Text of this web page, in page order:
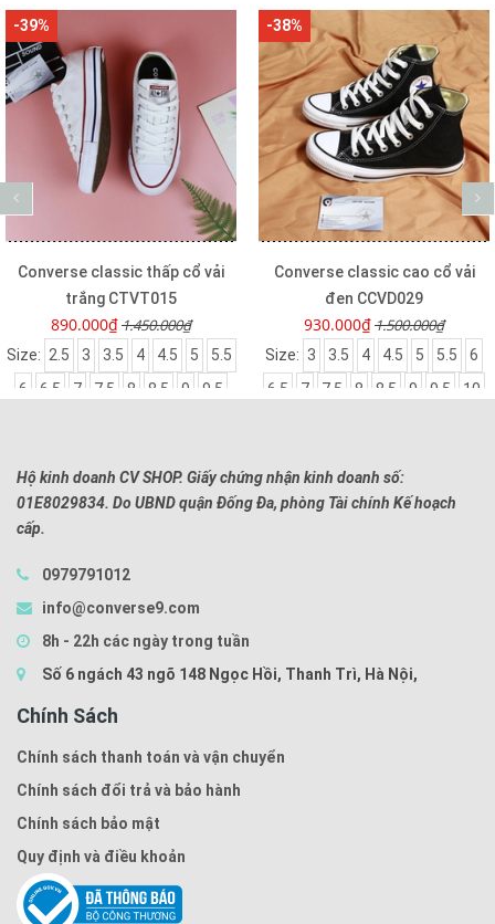
-39%
Converse classic thấp cổ vải
trắng CTVT015
890.000₫1.450.000₫
Size: 2.5 3 3.5 4 4.5 5
5.5
6
6.5 7 7.5 8 8.5 9
9.5
-38%
Converse classic cao cổ vải
đen CCVD029
930.000₫1.500.000₫
Size: 3 3.5 4 4.5 5 5.5
6
6.5
7 7.5 8 8.5 9 9.5 10
Hộ kinh doanh CV SHOP. Giấy chứng nhận kinh doanh số:
01E8029834. Do UBND quận Đống Đa, phòng Tài chính Kế hoạch
cấp.
0979791012
info@converse9.com
8h - 22h các ngày trong tuần
Số 6 ngách 43 ngõ 148 Ngọc Hồi, Thanh Trì, Hà Nội,
Chính Sách
Chính sách thanh toán và vận chuyển
Chính sách đổi trả và bảo hành
Chính sách bảo mật
Quy định và điều khoản